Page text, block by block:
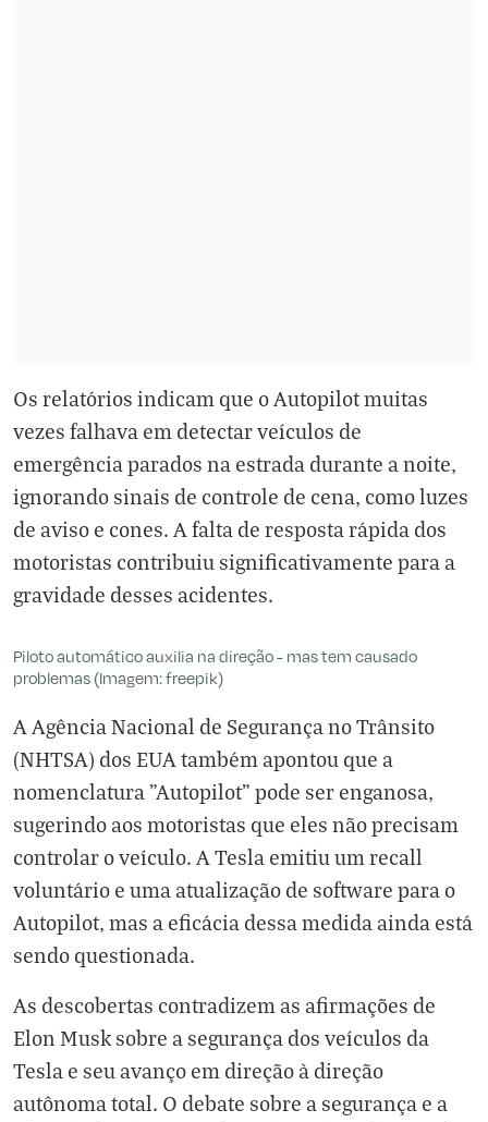
Os relatórios indicam que o Autopilot muitas
vezes falhava em detectar veículos de
emergência parados na estrada durante a noite,
ignorando sinais de controle de cena, como luzes
de aviso e cones. A falta de resposta rápida dos
motoristas contribuiu significativamente para a
gravidade desses acidentes.
Piloto automático auxilia na direção - mas tem causado
problemas (Imagem: freepik)
A Agência Nacional de Segurança no Trânsito
(NHTSA) dos EUA também apontou que a
nomenclatura "Autopilot" pode ser enganosa,
sugerindo aos motoristas que eles não precisam
controlar o veículo. A Tesla emitiu um recall
voluntário e uma atualização de software para o
Autopilot, mas a eficácia dessa medida ainda está
sendo questionada.
As descobertas contradizem as afirmações de
Elon Musk sobre a segurança dos veículos da
Tesla e seu avanço em direção à direção
autônoma total. O debate sobre a segurança e a